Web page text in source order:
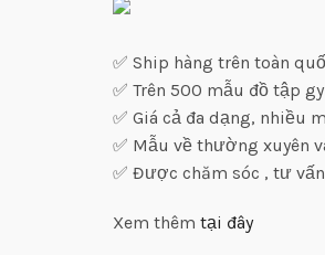
✅ Ship hàng trên toàn
✅ Trên 500 mẫu đồ tập
✅ Giá cả đa dạng, nhiều
✅ Mẫu về thường xuyên
✅ Được chăm sóc , tư
Xem thêm tại đây